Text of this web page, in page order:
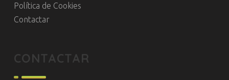
Política de Cookies
Contactar
CONTACTAR